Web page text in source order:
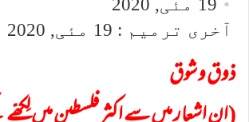
X
email
19 مئی, 2020
آخری ترمیم : 19 مئی, 2020
ذوق و شوق